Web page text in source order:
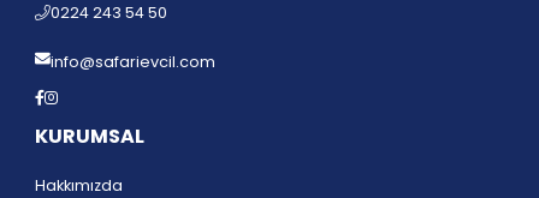
0224 243 54 50
info@safarievcil.com
KURUMSAL
Hakkımızda